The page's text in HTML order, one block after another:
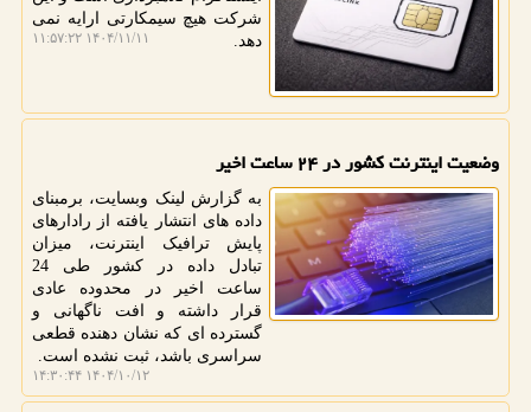
شرکت هیچ سیمکارتی ارایه نمی
دهد.
۱۴۰۴/۱۱/۱۱ ۱۱:۵۷:۲۲
وضعیت اینترنت کشور در ۲۴ ساعت اخیر
به گزارش لینک وبسایت، برمبنای
داده های انتشار یافته از رادارهای
پایش ترافیک اینترنت، میزان
تبادل داده در کشور طی 24
ساعت اخیر در محدوده عادی
قرار داشته و افت ناگهانی و
گسترده ای که نشان دهنده قطعی
سراسری باشد، ثبت نشده است.
۱۴۰۴/۱۰/۱۲ ۱۴:۳۰:۴۴